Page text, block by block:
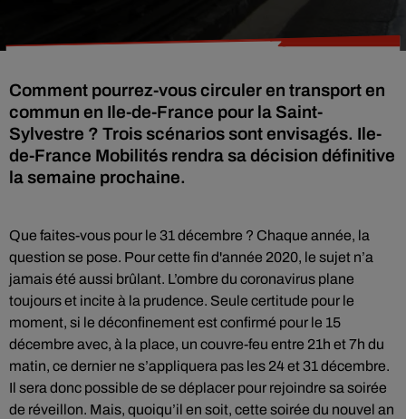
Comment pourrez-vous circuler en transport en
commun en Ile-de-France pour la Saint-
Sylvestre ? Trois scénarios sont envisagés. Ile-
de-France Mobilités rendra sa décision définitive
la semaine prochaine.
Que faites-vous pour le 31 décembre ? Chaque année, la
question se pose. Pour cette fin d'année 2020, le sujet n’a
jamais été aussi brûlant. L’ombre du coronavirus plane
toujours et incite à la prudence. Seule certitude pour le
moment, si le déconfinement est confirmé pour le 15
décembre avec, à la place, un couvre-feu entre 21h et 7h du
matin, ce dernier ne s’appliquera pas les 24 et 31 décembre.
Il sera donc possible de se déplacer pour rejoindre sa soirée
de réveillon. Mais, quoiqu’il en soit, cette soirée du nouvel an